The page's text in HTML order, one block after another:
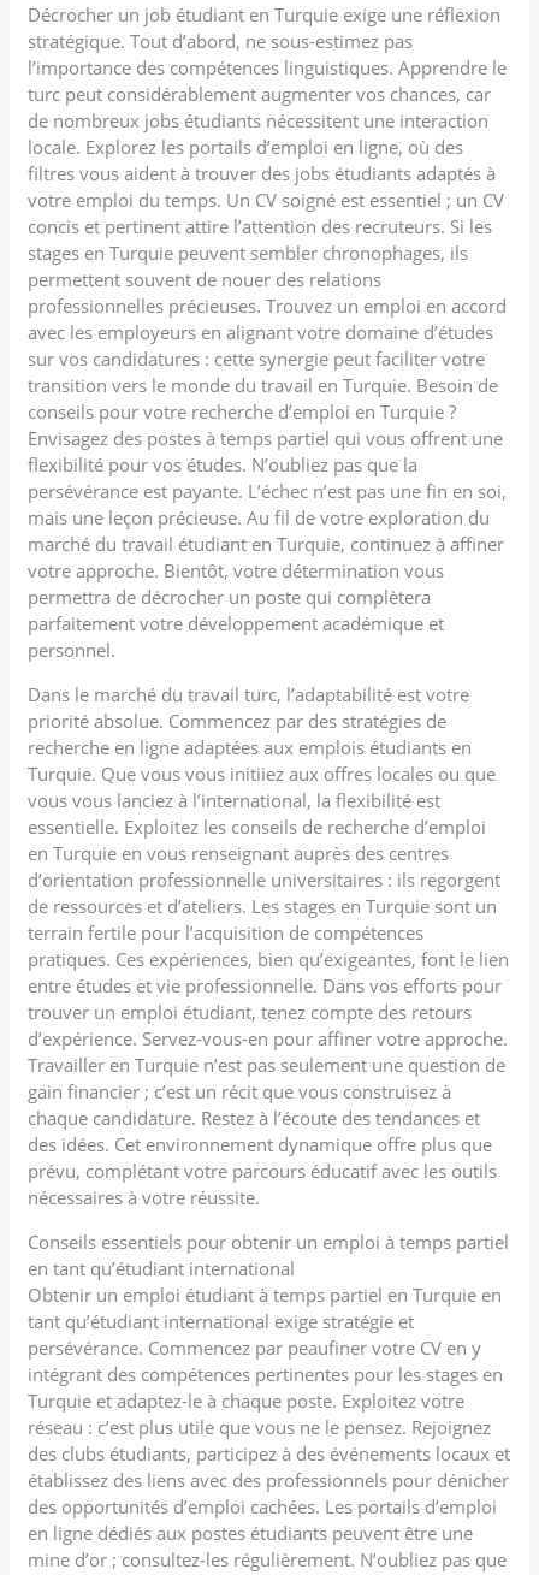
Décrocher un job étudiant en Turquie exige une réflexion
stratégique. Tout d’abord, ne sous-estimez pas
l’importance des compétences linguistiques. Apprendre le
turc peut considérablement augmenter vos chances, car
de nombreux jobs étudiants nécessitent une interaction
locale. Explorez les portails d’emploi en ligne, où des
filtres vous aident à trouver des jobs étudiants adaptés à
votre emploi du temps. Un CV soigné est essentiel ; un CV
concis et pertinent attire l’attention des recruteurs. Si les
stages en Turquie peuvent sembler chronophages, ils
permettent souvent de nouer des relations
professionnelles précieuses. Trouvez un emploi en accord
avec les employeurs en alignant votre domaine d’études
sur vos candidatures : cette synergie peut faciliter votre
transition vers le monde du travail en Turquie. Besoin de
conseils pour votre recherche d’emploi en Turquie ?
Envisagez des postes à temps partiel qui vous offrent une
flexibilité pour vos études. N’oubliez pas que la
persévérance est payante. L’échec n’est pas une fin en soi,
mais une leçon précieuse. Au fil de votre exploration du
marché du travail étudiant en Turquie, continuez à affiner
votre approche. Bientôt, votre détermination vous
permettra de décrocher un poste qui complètera
parfaitement votre développement académique et
personnel.
Dans le marché du travail turc, l’adaptabilité est votre
priorité absolue. Commencez par des stratégies de
recherche en ligne adaptées aux emplois étudiants en
Turquie. Que vous vous initiiez aux offres locales ou que
vous vous lanciez à l’international, la flexibilité est
essentielle. Exploitez les conseils de recherche d’emploi
en Turquie en vous renseignant auprès des centres
d’orientation professionnelle universitaires : ils regorgent
de ressources et d’ateliers. Les stages en Turquie sont un
terrain fertile pour l’acquisition de compétences
pratiques. Ces expériences, bien qu’exigeantes, font le lien
entre études et vie professionnelle. Dans vos efforts pour
trouver un emploi étudiant, tenez compte des retours
d’expérience. Servez-vous-en pour affiner votre approche.
Travailler en Turquie n’est pas seulement une question de
gain financier ; c’est un récit que vous construisez à
chaque candidature. Restez à l’écoute des tendances et
des idées. Cet environnement dynamique offre plus que
prévu, complétant votre parcours éducatif avec les outils
nécessaires à votre réussite.
Conseils essentiels pour obtenir un emploi à temps partiel
en tant qu’étudiant international
Obtenir un emploi étudiant à temps partiel en Turquie en
tant qu’étudiant international exige stratégie et
persévérance. Commencez par peaufiner votre CV en y
intégrant des compétences pertinentes pour les stages en
Turquie et adaptez-le à chaque poste. Exploitez votre
réseau : c’est plus utile que vous ne le pensez. Rejoignez
des clubs étudiants, participez à des événements locaux et
établissez des liens avec des professionnels pour dénicher
des opportunités d’emploi cachées. Les portails d’emploi
en ligne dédiés aux postes étudiants peuvent être une
mine d’or ; consultez-les régulièrement. N’oubliez pas que